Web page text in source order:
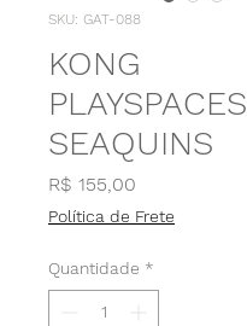
SKU: GAT-088
KONG
PLAYSPACES
SEAQUINS
R$ 155,00
Política de Frete
Quantidade *